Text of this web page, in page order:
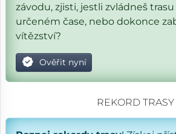
závodu, zjisti, jestli zvládneš
určeném čase, nebo dokonce
vítězství?
Ověřit nyní
REKORD TRASY